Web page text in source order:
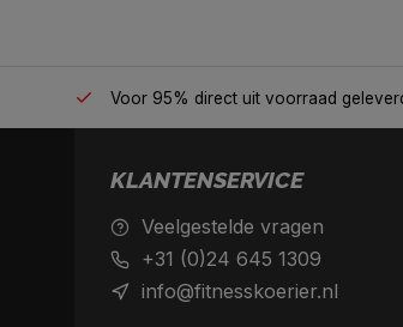
Voor 95% direct uit voorraad
KLANTENSERVICE
Veelgestelde vragen
+31 (0)24 645 1309
info@fitnesskoerier.nl